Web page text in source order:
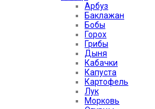
Арбуз
Баклажан
Бобы
Горох
Грибы
Дыня
Кабачки
Капуста
Картофель
Лук
Морковь